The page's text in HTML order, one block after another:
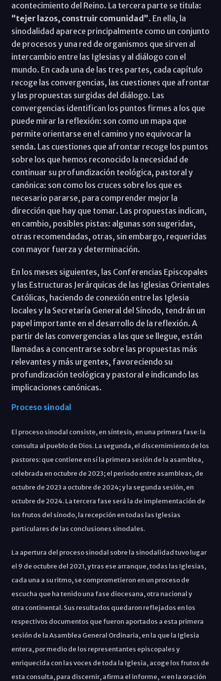
acontecimiento del Reino. La tercera parte se titula:
“tejer lazos, construir comunidad”. En ella, la
sinodalidad aparece principalmente como un conjunto
de procesos y una red de organismos que sirven al
intercambio entre las Iglesias y al diálogo con el
mundo. En cada una de las tres partes, cada capítulo
recoge las convergencias, las cuestiones que afrontar
y las propuestas surgidas del diálogo. Las
convergencias identifican los puntos firmes a los que
puede mirar la reflexión: son como un mapa que
permite orientarse en el camino y no equivocar la
senda. Las cuestiones que afrontar recoge los puntos
sobre los que hemos reconocido la necesidad de
continuar su profundización teológica, pastoral y
canónica: son como los cruces sobre los que es
necesario pararse, para comprender mejor la
dirección que hay que tomar. Las propuestas indican,
en cambio, posibles pistas: algunas son sugeridas,
otras recomendadas, otras, sin embargo, requeridas
con mayor fuerza y determinación.
En los meses siguientes, las Conferencias Episcopales
y las Estructuras Jerárquicas de las Iglesias Orientales
Católicas, haciendo de conexión entre las Iglesia
locales y la Secretaría General del Sínodo, tendrán un
papel importante en el desarrollo de la reflexión. A
partir de las convergencias a las que se llegue, están
llamadas a concentrarse sobre las propuestas más
relevantes y más urgentes, favoreciendo su
profundización teológica y pastoral e indicando las
implicaciones canónicas.
Proceso sinodal
El proceso sinodal consiste, en síntesis, en una primera fase: la
consulta al pueblo de Dios. La segunda, el discernimiento de los
pastores: que contiene en sí la primera sesión de la asamblea,
celebrada en octubre de 2023; el periodo entre asambleas, de
octubre de 2023 a octubre de 2024; y la segunda sesión, en
octubre de 2024. La tercera fase será la de implementación de
los frutos del sínodo, la recepción en todas las Iglesias
particulares de las conclusiones sinodales.
La apertura del proceso sinodal sobre la sinodalidad tuvo lugar
el 9 de octubre del 2021, y tras ese arranque, todas las Iglesias,
cada una a su ritmo,se comprometieron en un proceso de
escucha que ha tenidouna fase diocesana, otra nacional y
otra continental. Sus resultados quedaron reflejados en los
respectivos documentos que fueron aportados a esta primera
sesión de la Asamblea General Ordinaria, en la que la Iglesia
entera, por medio de los representantes episcopales y
enriquecida con las voces de toda la Iglesia,acoge los frutos de
esta consulta, para discernir, afirma el informe, «en la oración